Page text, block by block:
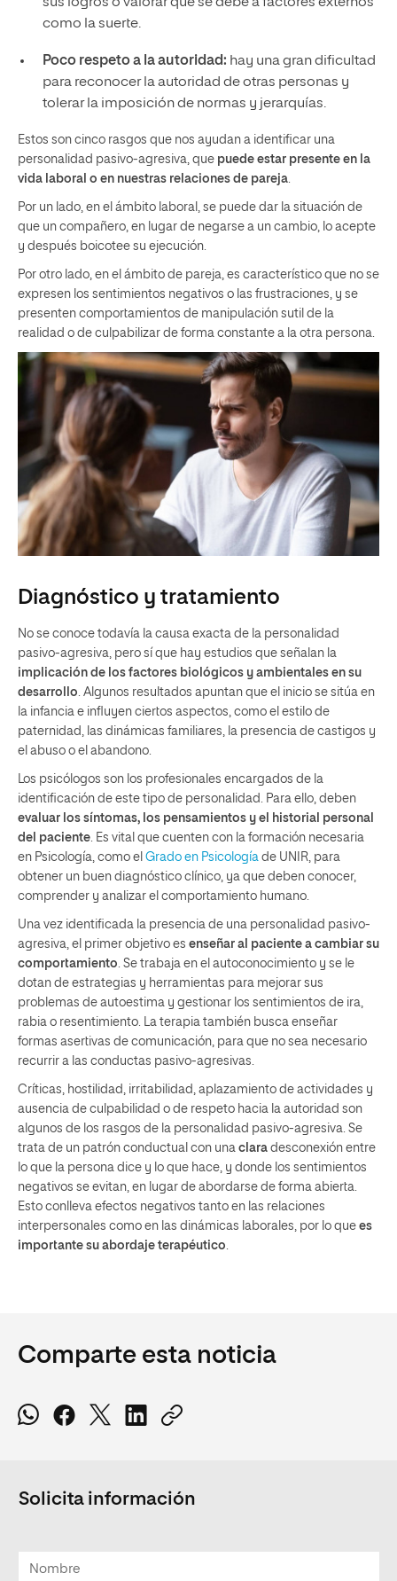
como la suerte.
Poco respeto a la autoridad: hay una gran dificultad
para reconocer la autoridad de otras personas y
tolerar la imposición de normas y jerarquías.
Estos son cinco rasgos que nos ayudan a identificar una
personalidad pasivo-agresiva, que puede estar presente en la
vida laboral o en nuestras relaciones de pareja.
Por un lado, en el ámbito laboral, se puede dar la situación de
que un compañero, en lugar de negarse a un cambio, lo acepte
y después boicotee su ejecución.
Por otro lado, en el ámbito de pareja, es característico que no se
expresen los sentimientos negativos o las frustraciones, y se
presenten comportamientos de manipulación sutil de la
realidad o de culpabilizar de forma constante a la otra persona.
Diagnóstico y tratamiento
No se conoce todavía la causa exacta de la personalidad
pasivo-agresiva, pero sí que hay estudios que señalan la
implicación de los factores biológicos y ambientales en su
desarrollo . Algunos resultados apuntan que el inicio se sitúa en
la infancia e influyen ciertos aspectos, como el estilo de
paternidad, las dinámicas familiares, la presencia de castigos y
el abuso o el abandono.
Los psicólogos son los profesionales encargados de la
identificación de este tipo de personalidad. Para ello, deben
evaluar los síntomas, los pensamientos y el historial personal
del paciente . Es vital que cuenten con la formación necesaria
en Psicología, como el Grado en Psicología de UNIR, para
obtener un buen diagnóstico clínico, ya que deben conocer,
comprender y analizar el comportamiento humano.
Una vez identificada la presencia de una personalidad pasivo-
agresiva, el primer objetivo es enseñar al paciente a cambiar su
comportamiento . Se trabaja en el autoconocimiento y se le
dotan de estrategias y herramientas para mejorar sus
problemas de autoestima y gestionar los sentimientos de ira,
rabia o resentimiento. La terapia también busca enseñar
formas asertivas de comunicación, para que no sea necesario
recurrir a las conductas pasivo-agresivas.
Críticas, hostilidad, irritabilidad, aplazamiento de actividades y
ausencia de culpabilidad o de respeto hacia la autoridad son
algunos de los rasgos de la personalidad pasivo-agresiva. Se
trata de un patrón conductual con una clara desconexión entre
lo que la persona dice y lo que hace, y donde los sentimientos
negativos se evitan, en lugar de abordarse de forma abierta.
Esto conlleva efectos negativos tanto en las relaciones
interpersonales como en las dinámicas laborales, por lo que es
importante su abordaje terapéutico
Comparte esta noticia
Solicita información